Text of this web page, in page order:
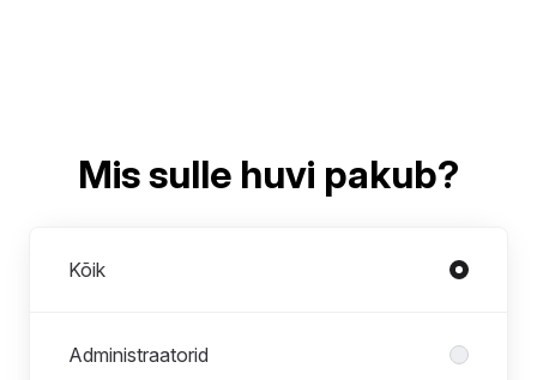
Mis sulle huvi pakub?
Kõik
Administraatorid